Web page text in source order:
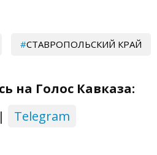
СТАВРОПОЛЬСКИЙ КРАЙ
на Голос Кавказа:
| Telegram